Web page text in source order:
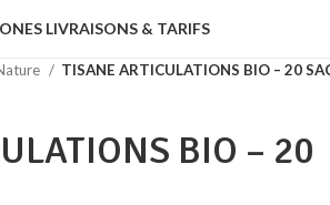
LIVRAISONS & TARIFS
TISANE ARTICULATIONS BIO – 20
BIO – 20